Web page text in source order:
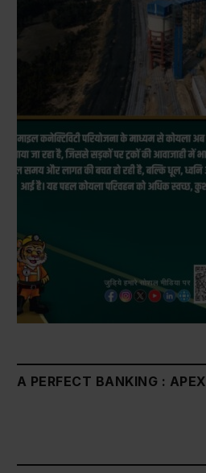
A PERFECT BANKING : APEX